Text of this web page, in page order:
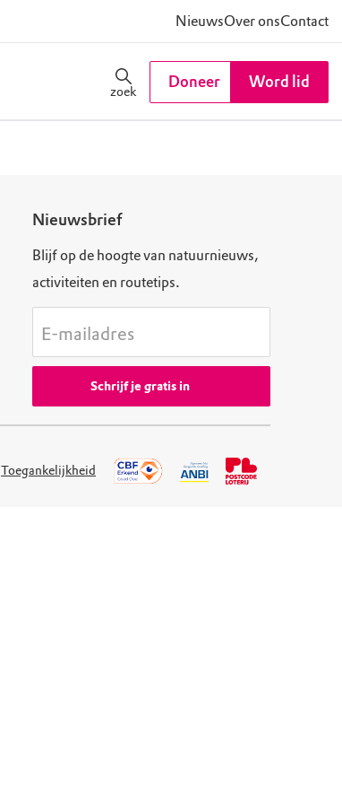
NieuwsOver onsContact
zoek
Doneer Word lid
Nieuwsbrief
Blijf op de hoogte van natuurnieuws,
activiteiten en routetips.
E-mailadres
Schrijf je gratis in
Toegankelijkheid